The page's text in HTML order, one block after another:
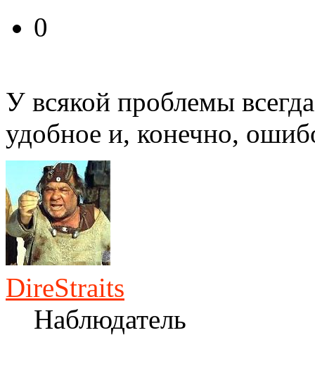
0
У всякой проблемы
удобное и, конечно,
DireStraits
Наблюдатель